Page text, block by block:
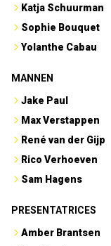
Katja Schuurman
Sophie Bouquet
Yolanthe Cabau
MANNEN
Jake Paul
Max Verstappen
René van der Gijp
Rico Verhoeven
Sam Hagens
PRESENTATRICES
Amber Brantsen